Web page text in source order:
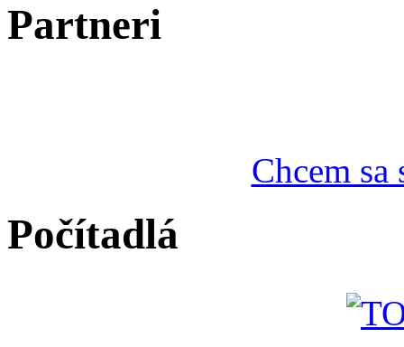
Partneri
Chcem
Počítadlá